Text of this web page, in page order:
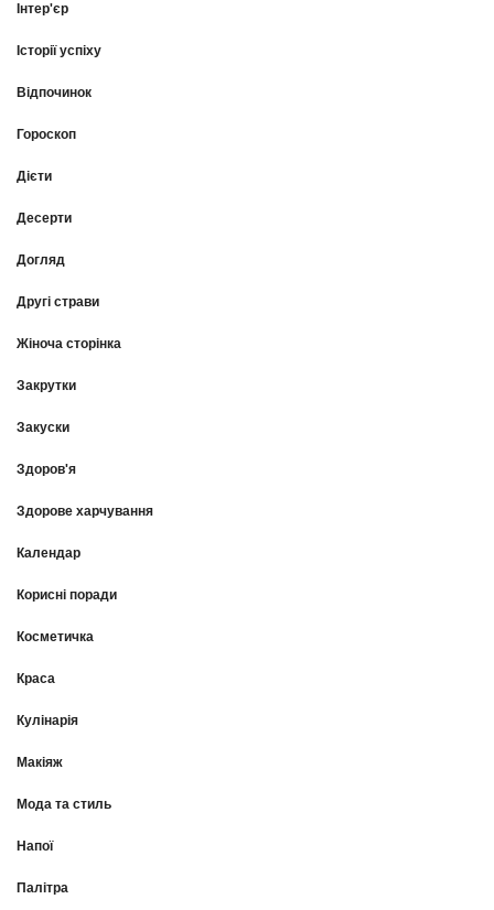
Інтер'єр
Історії успіху
Відпочинок
Гороскоп
Дієти
Десерти
Догляд
Другі страви
Жіноча сторінка
Закрутки
Закуски
Здоров'я
Здорове харчування
Календар
Корисні поради
Косметичка
Краса
Кулінарія
Макіяж
Мода та стиль
Напої
Палітра